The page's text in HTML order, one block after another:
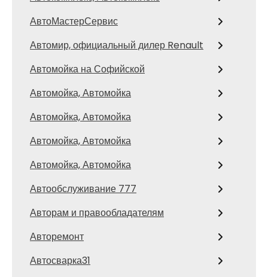
АвтоМастерСервис
Автомир, официальный дилер Renault
Автомойка на Софийской
Автомойка, Автомойка
Автомойка, Автомойка
Автомойка, Автомойка
Автомойка, Автомойка
Автообслуживание 777
Авторам и правообладателям
Авторемонт
Автосварка31